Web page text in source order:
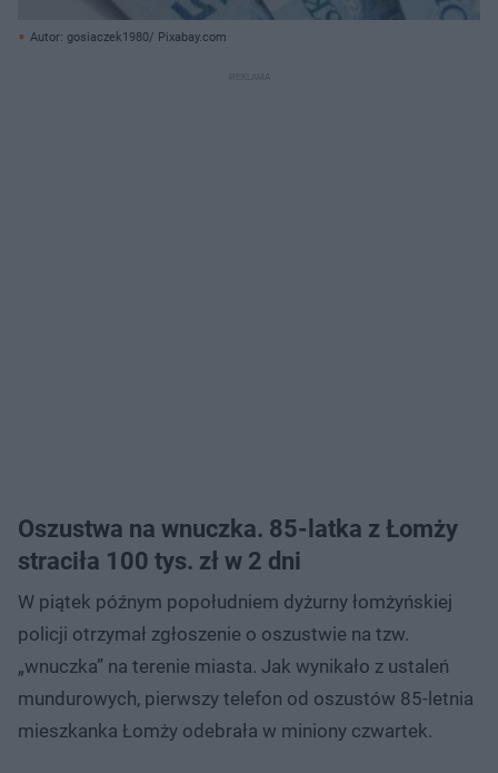
Autor: gosiaczek1980/ Pixabay.com
Oszustwa na wnuczka. 85-latka z Łomży
straciła 100 tys. zł w 2 dni
W piątek późnym popołudniem dyżurny łomżyńskiej
policji otrzymał zgłoszenie o oszustwie na tzw.
„wnuczka” na terenie miasta. Jak wynikało z ustaleń
mundurowych, pierwszy telefon od oszustów 85-letnia
mieszkanka Łomży odebrała w miniony czwartek.